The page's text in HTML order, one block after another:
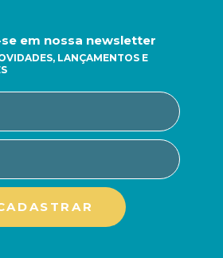
em nossa newsletter
LANÇAMENTOS E